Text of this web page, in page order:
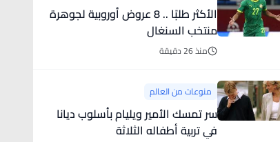
الأكثر طلبًا .. 8 عروض أوروبية لجوهرة
منتخب السنغال
منذ 26 دقيقة
منوعات من العالم
سر تمسك الأمير ويليام بأسلوب ديانا
في تربية أطفاله الثلاثة